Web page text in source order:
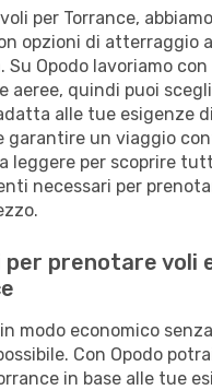
per Torrance,
opzioni di atterraggio
Su Opodo lavoriamo
aeree, quindi puoi
alle tue esigenze
garantire un viaggio
leggere per scoprire
necessari per
per prenotare voli
modo economico
Con Opodo
in base alle tue